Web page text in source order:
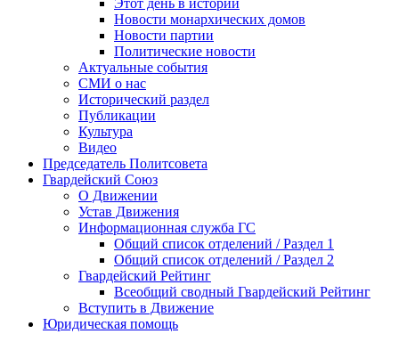
Этот день в истории
Новости монархических домов
Новости партии
Политические новости
Актуальные события
СМИ о нас
Исторический раздел
Публикации
Культура
Видео
Председатель Политсовета
Гвардейский Союз
О Движении
Устав Движения
Информационная служба ГС
Общий список отделений / Раздел 1
Общий список отделений / Раздел 2
Гвардейский Рейтинг
Всеобщий сводный Гвардейский Рейтинг
Вступить в Движение
Юридическая помощь